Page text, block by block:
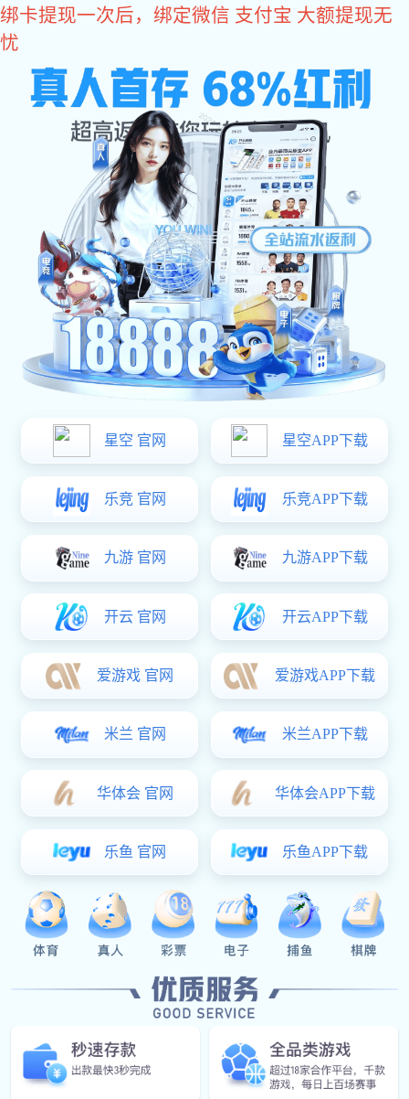
6t体育
6t体育 关于6t体育 产品中心 案例展示 6t体育资讯 联系6t体育
镁合金压铸常见缺陷及对策
镁合金压铸常见缺陷及对策
一、镁合金压铸的 内部缺陷
(1)内巢孔： 内巢孔的深浅，大或小，在外观多半是看不出的，厚
肉的部份最容易发生，巢孔是因为厚肉部的溶汤足憋在里面的空气而
造成。对策方法如铸汤温度下力增加，汤口(厚度,配置)的变更，逃气
的变更，部份冷厚肉部的逃肉，制品设计的形状变更等等；
(2)充填不足： 充填不良 已凝固的状态下，模腔有些死角部份尚
半岛型的死角 最易发生，其对策案是加大汤口汤道的容量，汤流动方
向的检讨, 汤口位置变更，还有汤口离充填最远处的距离太长时，则充
填速度(射速)若不足，则极易发生此现象。
点，一般可能由于偏析现象或原料中含有杂质造成。
外部缺陷
A.汤痕： 模具温度太低，溶汤温度偏低时，或充填时间过长，有
时离型剂的涂布量太多，往往都会产生汤痕，铸件表面有浅浅细纹发
生，原因是射出时，初流入的熔汤在接触到模具表面造成冷却而凝
固，在充填完之前，后续熔汤所带来的热量无法把先前所凝固部份再